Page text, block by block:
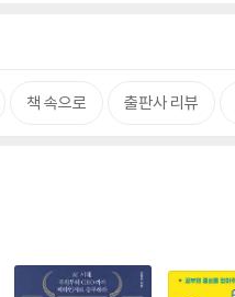
책 속으로 출판사 리뷰